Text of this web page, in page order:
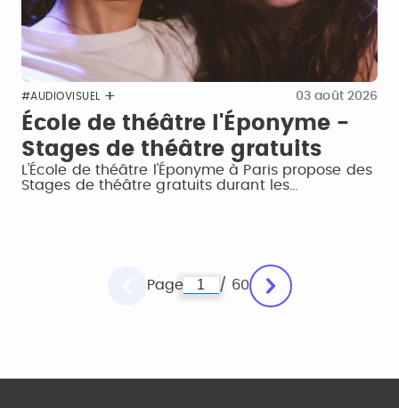
#AUDIOVISUEL 03 août 2026
École de théâtre l'Éponyme -
Stages de théâtre gratuits
L'École de théâtre l'Éponyme à Paris propose des
Stages de théâtre gratuits durant les…
Page / 60